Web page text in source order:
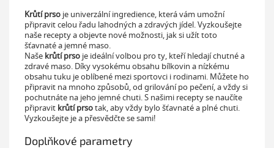
Krůtí prso je univerzální ingredience, která vám umožní
připravit celou řadu lahodných a zdravých jídel. Vyzkoušejte
naše recepty a objevte nové možnosti, jak si užít toto
šťavnaté a jemné maso.
Naše krůtí prso je ideální volbou pro ty, kteří hledají chutné a
zdravé maso. Díky vysokému obsahu bílkovin a nízkému
obsahu tuku je oblíbené mezi sportovci i rodinami. Můžete ho
připravit na mnoho způsobů, od grilování po pečení, a vždy si
pochutnáte na jeho jemné chuti. S našimi recepty se naučíte
připravit krůtí prsotak, aby vždy bylo šťavnaté a plné chuti.
Vyzkoušejte je a přesvědčte se sami!
Doplňkové parametry